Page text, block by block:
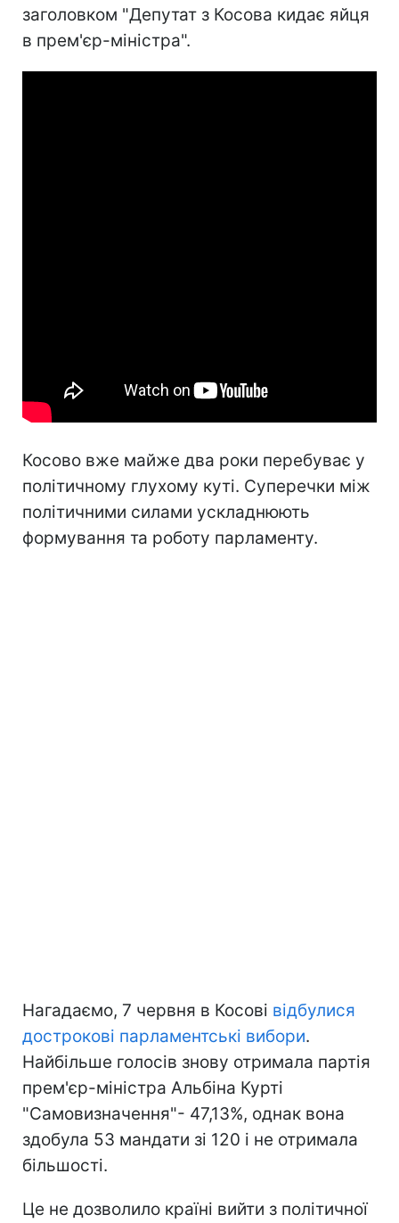
заголовком "Депутат з Косова кидає яйця
в прем'єр-міністра".
Косово вже майже два роки перебуває у
політичному глухому куті. Суперечки між
політичними силами ускладнюють
формування та роботу парламенту.
Нагадаємо, 7 червня в Косові відбулися
дострокові парламентські вибори.
Найбільше голосів знову отримала партія
прем'єр-міністра Альбіна Курті
"Самовизначення"- 47,13%, однак вона
здобула 53 мандати зі 120 і не отримала
більшості.
Це не дозволило країні вийти з політичної